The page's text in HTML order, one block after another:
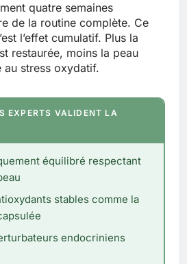
quatre semaines
de la routine complète. Ce
l’effet cumulatif. Plus la
restaurée, moins la peau
au stress oxydatif.
EXPERTS VALIDENT LA
équilibré respectant
stables comme la
endocriniens